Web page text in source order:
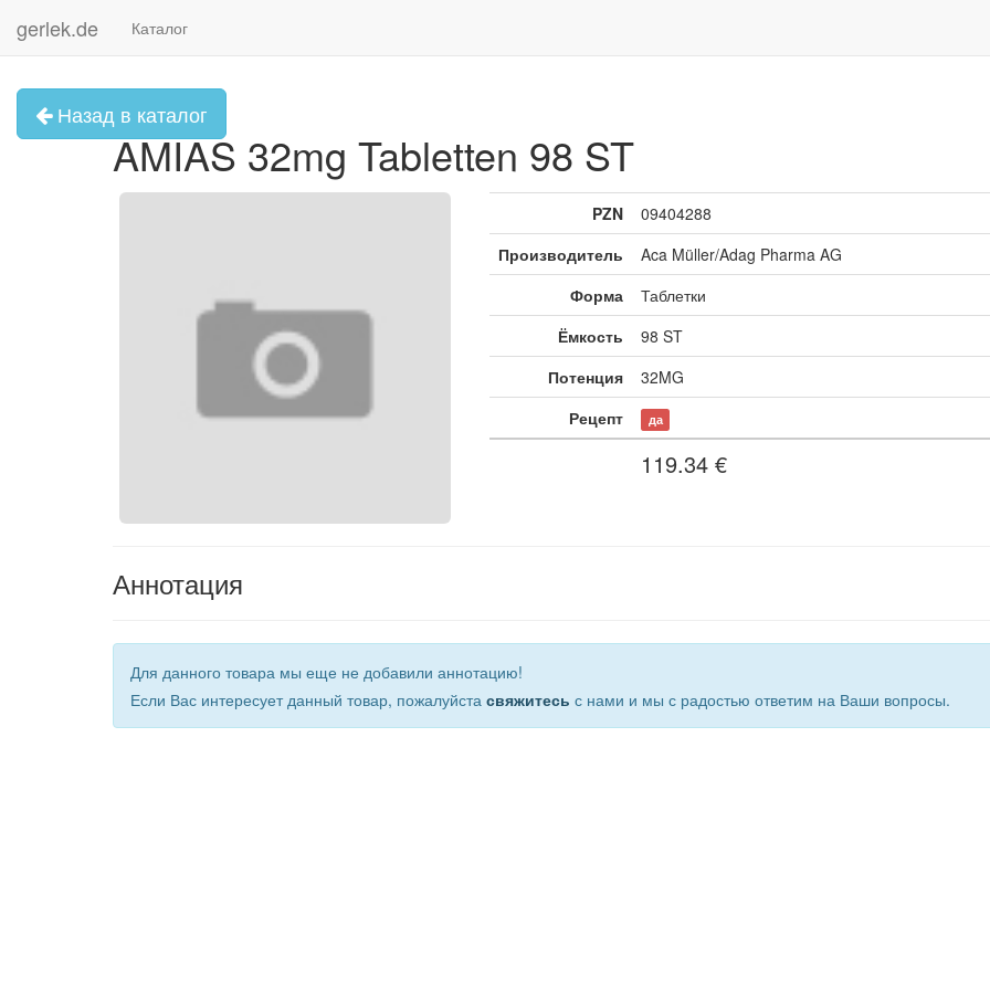
gerlek.de Каталог
Назад в каталог
AMIAS 32mg Tabletten 98 ST
PZN
09404288
Производитель
Aca Müller/Adag Pharma AG
Форма
Таблетки
Ёмкость
98 ST
Потенция
32MG
Рецепт
да
119.34 €
Аннотация
Для данного товара мы еще не добавили аннотацию!
Если Вас интересует данный товар, пожалуйста свяжитесь с нами и мы с радостью ответим на Ваши вопросы.